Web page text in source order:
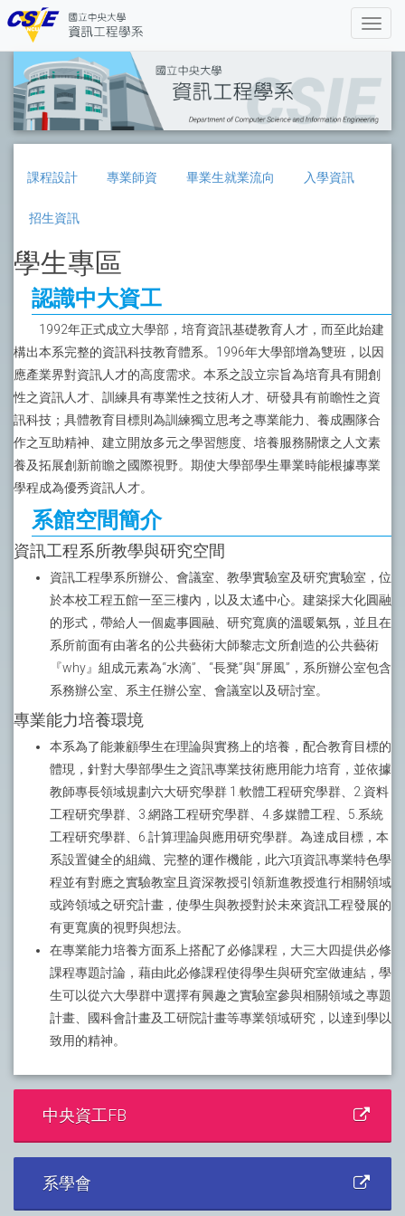
課程設計 專業師資 畢業生就業流向 入學資訊
招生資訊
學生專區
認識中大資工
1992年正式成立大學部，培育資訊基礎教育人才，而至此始建
構出本系完整的資訊科技教育體系。1996年大學部增為雙班，以因
應產業界對資訊人才的高度需求。本系之設立宗旨為培育具有開創
性之資訊人才、訓練具有專業性之技術人才、研發具有前瞻性之資
訊科技；具體教育目標則為訓練獨立思考之專業能力、養成團隊合
作之互助精神、建立開放多元之學習態度、培養服務關懷之人文素
養及拓展創新前瞻之國際視野。期使大學部學生畢業時能根據專業
學程成為優秀資訊人才。
系館空間簡介
資訊工程系所教學與研究空間
資訊工程學系所辦公、會議室、教學實驗室及研究實驗室，位
於本校工程五館一至三樓內，以及太遙中心。建築採大化圓融
的形式，帶給人一個處事圓融、研究寬廣的溫暖氣氛，並且在
系所前面有由著名的公共藝術大師黎志文所創造的公共藝術
『why』組成元素為“水滴”、“長凳”與“屏風”，系所辦公室包含
系務辦公室、系主任辦公室、會議室以及研討室。
專業能力培養環境
本系為了能兼顧學生在理論與實務上的培養，配合教育目標的
體現，針對大學部學生之資訊專業技術應用能力培育，並依據
教師專長領域規劃六大研究學群 1.軟體工程研究學群、2.資料
工程研究學群、3.網路工程研究學群、4.多媒體工程、5.系統
工程研究學群、6.計算理論與應用研究學群。為達成目標，本
系設置健全的組織、完整的運作機能，此六項資訊專業特色學
程並有對應之實驗教室且資深教授引領新進教授進行相關領域
或跨領域之研究計畫，使學生與教授對於未來資訊工程發展的
有更寬廣的視野與想法。
在專業能力培養方面系上搭配了必修課程，大三大四提供必修
課程專題討論，藉由此必修課程使得學生與研究室做連結，學
生可以從六大學群中選擇有興趣之實驗室參與相關領域之專題
計畫、國科會計畫及工研院計畫等專業領域研究，以達到學以
致用的精神。
中央資工FB
系學會